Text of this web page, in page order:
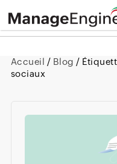
Accueil / Blog /
sociaux